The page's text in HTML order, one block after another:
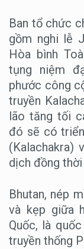
Ban tổ chức
gồm nghi lễ
Hòa bình
tụng niệm
phước công
truyền
lão tăng tối
đó sẽ có
(Kalachakra)
dịch đồng
Bhutan, nép
và kẹp giữa
Quốc, là
truyền thống